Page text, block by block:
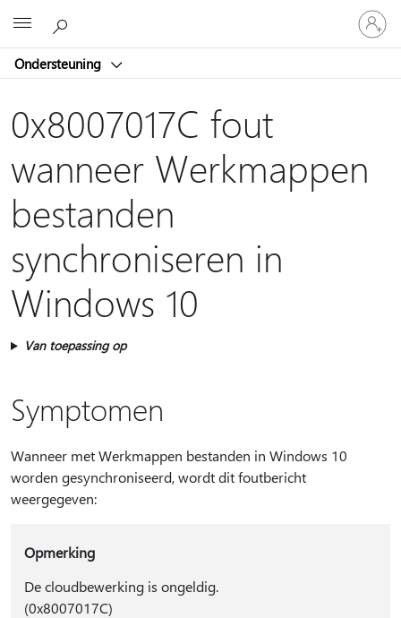
Ondersteuning
Meld
je
aan
je
0x8007017C fout
wanneer Werkmappen
bestanden
synchroniseren in
Windows 10
Van toepassing op
Symptomen
Wanneer met Werkmappen bestanden in Windows 10
worden gesynchroniseerd, wordt dit foutbericht
weergegeven:
Opmerking
De cloudbewerking is ongeldig.
(0x8007017C)